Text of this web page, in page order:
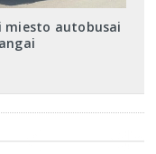
miesto autobusai